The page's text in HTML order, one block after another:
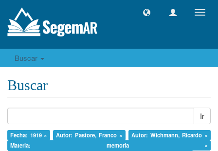
Buscar
Buscar
Ir
Fecha: 1919 × Autor: Pastore, Franco ×
Autor: Wichmann, Ricardo ×
Materia: memoria ×